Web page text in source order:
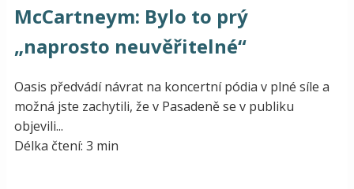
McCartneym: Bylo to prý
„naprosto neuvěřitelné“
Oasis předvádí návrat na koncertní pódia v plné síle a
možná jste zachytili, že v Pasadeně se v publiku
objevili...
Délka čtení: 3 min